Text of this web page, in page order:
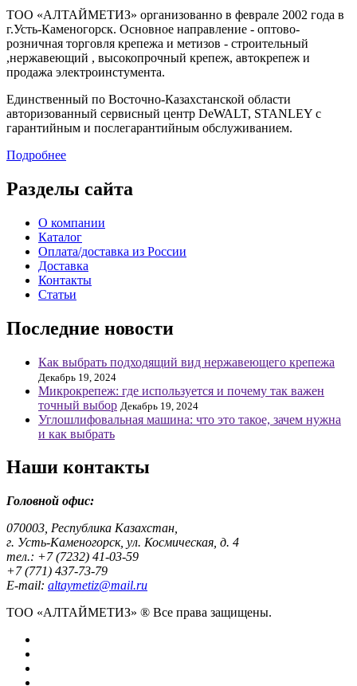
ТОО «АЛТАЙМЕТИЗ» организованно в феврале 2002 года в
г.Усть-Каменогорск. Основное направление - оптово-
розничная торговля крепежа и метизов - строительный
,нержавеющий , высокопрочный крепеж, автокрепеж и
продажа электроинстумента.
Единственный по Восточно-Казахстанской области
авторизованный сервисный центр DeWALT, STANLEY с
гарантийным и послегарантийным обслуживанием.
Подробнее
Разделы сайта
О компании
Каталог
Оплата/доставка из России
Доставка
Контакты
Статьи
Последние новости
Как выбрать подходящий вид нержавеющего крепежа
Декабрь 19, 2024
Микрокрепеж: где используется и почему так важен
точный выбор Декабрь 19, 2024
Углошлифовальная машина: что это такое, зачем нужна
и как выбрать
Наши контакты
Головной офис:
070003, Республика Казахстан,
г. Усть-Каменогорск, ул. Космическая, д. 4
тел.: +7 (7232) 41-03-59
+7 (771) 437-73-79
E-mail: altaymetiz@mail.ru
ТОО «АЛТАЙМЕТИЗ» ® Все права защищены.